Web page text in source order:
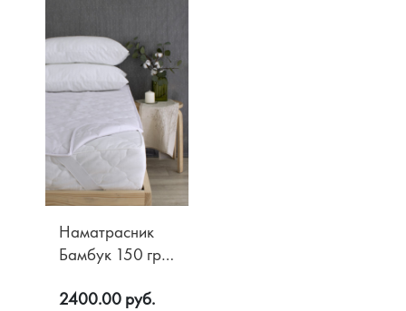
Наматрасник
Бамбук 150 гр/
2400.00 руб.